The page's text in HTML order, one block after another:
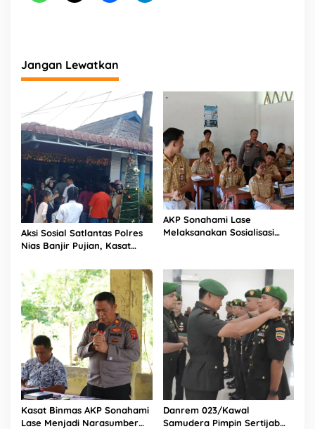
n
g
u
n
Jangan Lewatkan
Aksi Sosial Satlantas Polres
Nias Banjir Pujian, Kasat
Bagikan 1.000 Dus Kopi
Fresco untuk Warga di
Tengah Sulitnya Ekonomi
AKP Sonahami Lase
Melaksanakan Sosialisasi
Selatan
Kasat Binmas AKP Sonahami
Lase Menjadi Narasumber
Danrem 023/Kawal
Samudera Pimpin Sertijab